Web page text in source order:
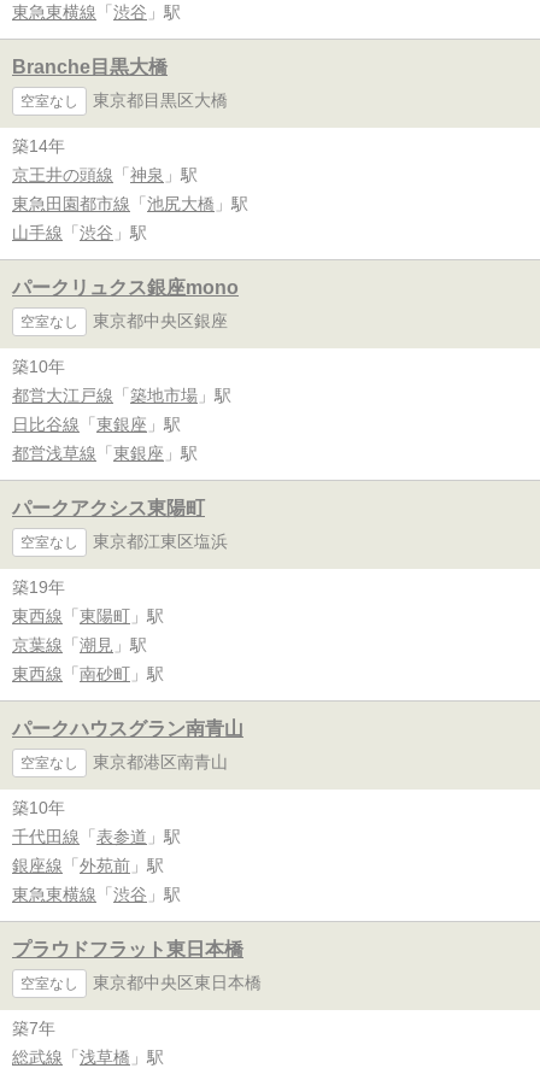
東急東横線 「 渋谷 」駅
Branche目黒大橋
空室なし 東京都目黒区大橋
築14年
京王井の頭線 「 神泉 」駅
東急田園都市線 「 池尻大橋 」駅
山手線 「 渋谷 」駅
パークリュクス銀座mono
空室なし 東京都中央区銀座
築10年
都営大江戸線 「 築地市場 」駅
日比谷線 「 東銀座 」駅
都営浅草線 「 東銀座 」駅
パークアクシス東陽町
空室なし 東京都江東区塩浜
築19年
東西線 「 東陽町 」駅
京葉線 「 潮見 」駅
東西線 「 南砂町 」駅
パークハウスグラン南青山
空室なし 東京都港区南青山
築10年
千代田線 「 表参道 」駅
銀座線 「 外苑前 」駅
東急東横線 「 渋谷 」駅
プラウドフラット東日本橋
空室なし 東京都中央区東日本橋
築7年
総武線 「 浅草橋 」駅